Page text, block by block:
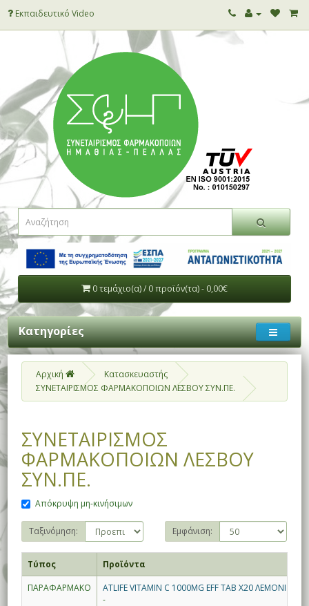
Εκπαιδευτικό Video
0 τεμάχιο(α) / 0 προϊόν(τα) - 0,00€
Κατηγορίες
Αρχική
Κατασκευαστής
ΣΥΝΕΤΑΙΡΙΣΜΟΣ ΦΑΡΜΑΚΟΠΟΙΩΝ ΛΕΣΒΟΥ ΣΥΝ.ΠΕ.
ΣΥΝΕΤΑΙΡΙΣΜΟΣ
ΦΑΡΜΑΚΟΠΟΙΩΝ ΛΕΣΒΟΥ
ΣΥΝ.ΠΕ.
Απόκρυψη μη-κινήσιμων
Ταξινόμηση: Εμφάνιση:
Τύπος
Προϊόντα
ΠΑΡΑΦΑΡΜΑΚΟ
ATLIFE VITAMIN C 1000MG EFF TAB X20 ΛΕΜΟΝΙ
-